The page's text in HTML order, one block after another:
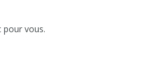
pour vous.